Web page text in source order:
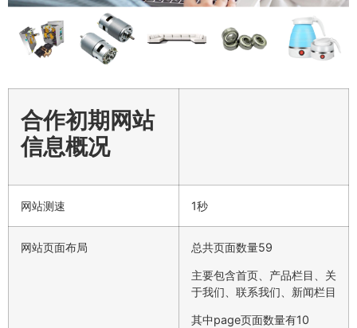
合作初期网站
信息概况
网站测速 1秒
网站页面布局 总共页面数量59
主要包含首页、产品栏目、关
于我们、联系我们、新闻栏目
其中page页面数量有10